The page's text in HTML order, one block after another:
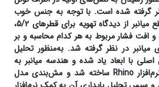
12 متر در نظر گرفته شده است. با توجه به جنس خوب
سنگ، ابتدا بهینه‌سازی مقطع میانبر از دیدگاه تهویه برای قطرهای 5/2،
شد و افت فشار مربوط به هر کدام محاسبه و بر
3 متر برای میانبر در نظر گرفته شد. به‌منظور تحلیل
اصلی با ابعاد یاد شده و هندسه میانبر به
طول 12 و قطر 3 متر در نرم‌افزار Rhino ساخته شد و مش‌بندی مدل